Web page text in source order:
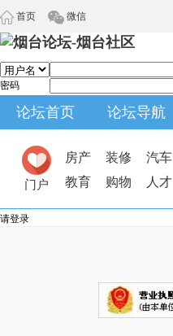
首页 微信
密码
论坛首页 论坛导航
门户
房产 装修 汽车
教育
购物 人才
请登录